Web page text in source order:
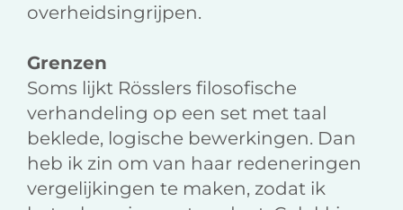
overheidsingrijpen.
Grenzen
Soms lijkt Rösslers filosofische
verhandeling op een set met taal
beklede, logische bewerkingen. Dan
heb ik zin om van haar redeneringen
vergelijkingen te maken, zodat ik